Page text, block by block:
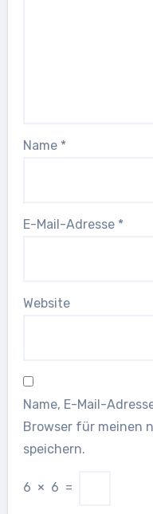
Name *
E-Mail-Adresse *
Website
Name, E-Mail-
Browser für meinen
speichern.
6 × 6 =